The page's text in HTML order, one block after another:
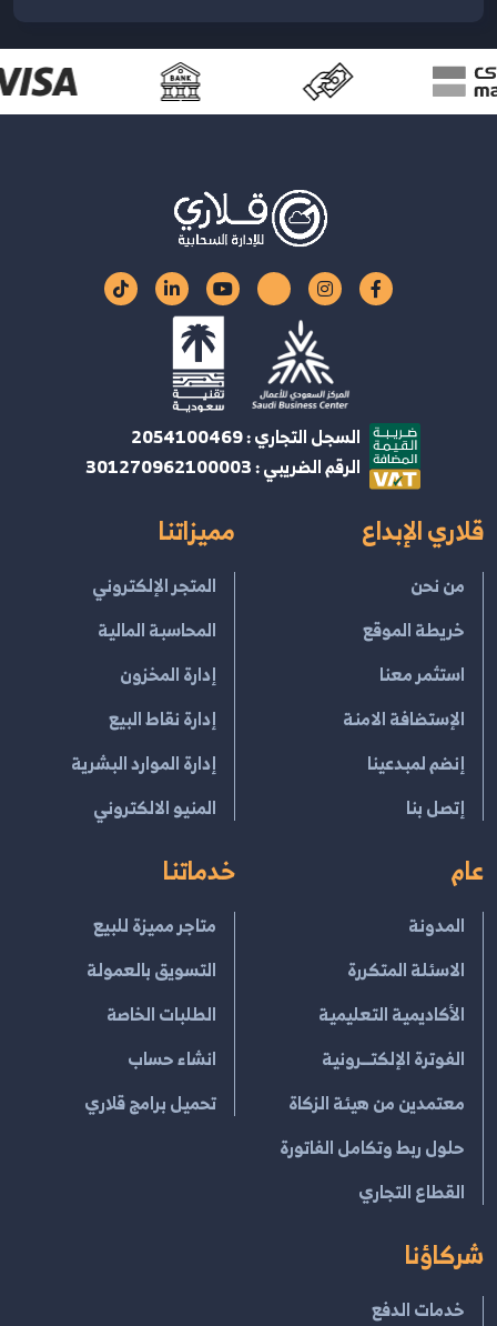
السجل التجاري : 2054100469
الرقم الضريبي : 301270962100003
قلاري الإبداع
من نحن
خريطة الموقع
استثمر معنا
الإستضافة الامنة
إنضم لمبدعينا
إتصل بنا
مميزاتنا
المتجر الإلكتروني
المحاسبة المالية
إدارة المخزون
إدارة نقاط البيع
إدارة الموارد البشرية
المنيو الالكتروني
عام
المدونة
الاسئلة المتكررة
الأكاديمية التعليمية
الفوترة الإلكتــرونية
معتمدين من هيئة الزكاة
حلول ربط وتكامل الفاتورة
القطاع التجاري
خدماتنا
متاجر مميزة للبيع
التسويق بالعمولة
الطلبات الخاصة
انشاء حساب
تحميل برامج قلاري
شركاؤنا
خدمات الدفع